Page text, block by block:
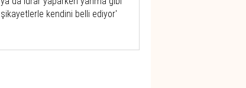
şikayetlerle kendini belli ediyor'